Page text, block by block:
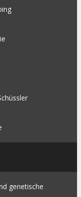
genetische